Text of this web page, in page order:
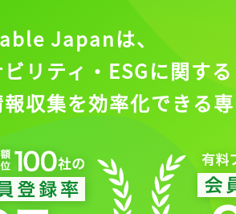
Japanは、
リティ・ESGに関する
収集を効率化できる